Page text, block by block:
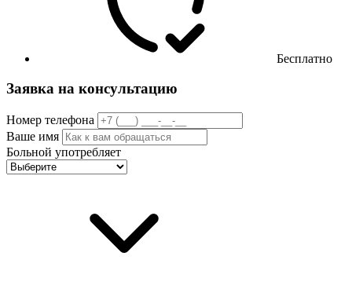
Бесплатно
Заявка на консультацию
Номер телефона
Ваше имя
Больной употребляет